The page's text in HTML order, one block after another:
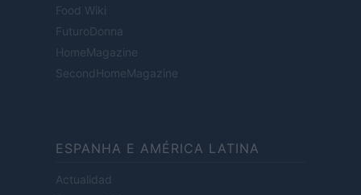
Food Wiki
FuturoDonna
HomeMagazine
SecondHomeMagazine
ESPANHA E AMÉRICA LATINA
Actualidad